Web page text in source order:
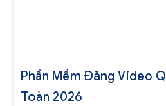
Phần Mềm Đăng Video
Toàn 2026